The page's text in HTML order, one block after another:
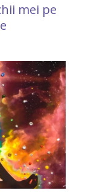
mei pe